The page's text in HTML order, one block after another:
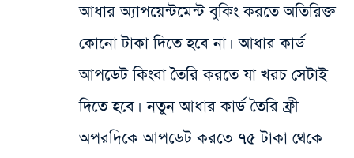
আধার অ্যাপয়েন্টমেন্ট বুকিং করতে অতিরিক্ত
কোনো টাকা দিতে হবে না। আধার কার্ড
আপডেট কিংবা তৈরি করতে যা খরচ সেটাই
দিতে হবে। নতুন আধার কার্ড তৈরি ফ্রী
অপরদিকে আপডেট করতে ৭৫ টাকা থেকে